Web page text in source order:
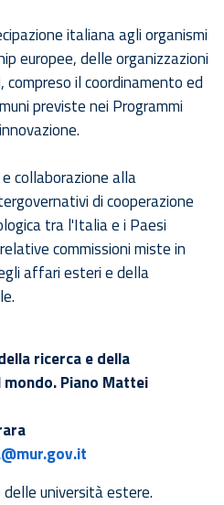
italiana agli organismi
europee, delle organizzazioni
il coordinamento ed
previste nei Programmi
collaborazione alla
di cooperazione
tra l'Italia e i Paesi
commissioni miste in
affari esteri e della
ricerca e della
Piano Mattei
università estere.